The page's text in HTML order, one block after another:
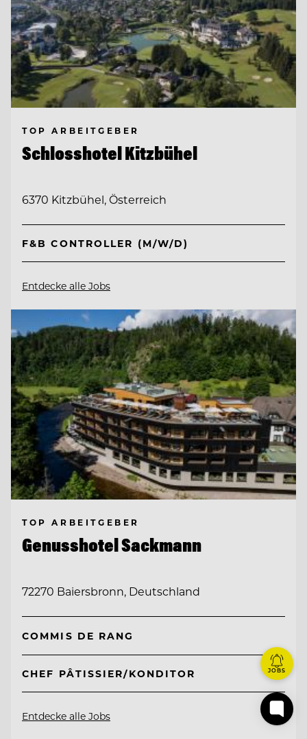
TOP ARBEITGEBER
Schlosshotel Kitzbühel
6370 Kitzbühel, Österreich
F&B CONTROLLER (M/W/D)
Entdecke alle Jobs
TOP ARBEITGEBER
Genusshotel Sackmann
72270 Baiersbronn, Deutschland
COMMIS DE RANG
CHEF PÂTISSIER/KONDITOR
Entdecke alle Jobs
JOBS